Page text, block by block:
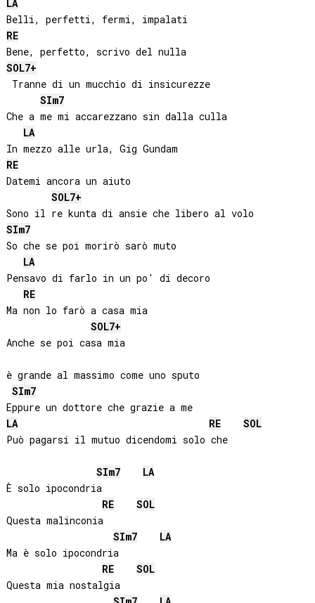
LA
RE
Bene, perfetto, scrivo del nulla
SOL7+
Tranne di un mucchio di insicurezze
SIm7
Che a me mi accarezzano sin dalla culla
LA
RE
Datemi ancora un aiuto
SOL7+
SIm7
So che se poi morirò sarò muto
LA
Pensavo di farlo in un po' di decoro
RE
Ma non lo farò a casa mia
SOL7+
Anche se poi casa mia
è grande al massimo come uno sputo
SIm7
Eppure un dottore che grazie a me
LA
RE
SOL
Può pagarsi il mutuo dicendomi solo che
SIm7
LA
È solo ipocondria
RE
SOL
Questa malinconia
SIm7
LA
Ma è solo ipocondria
RE
SOL
Questa mia nostalgia